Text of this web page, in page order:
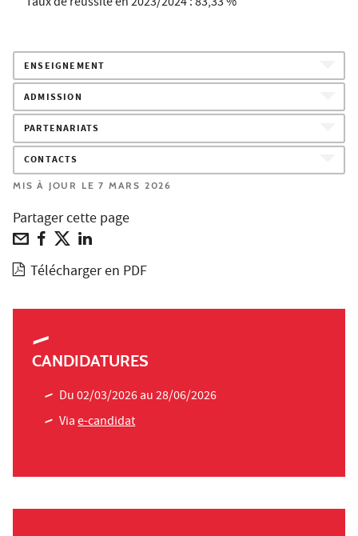
ENSEIGNEMENT
ADMISSION
PARTENARIATS
CONTACTS
MIS À JOUR LE 7 MARS 2026
Partager cette page
Télécharger en PDF
CANDIDATURES
Du 02/03/2026 au 28/06/2026
Viae-candidat